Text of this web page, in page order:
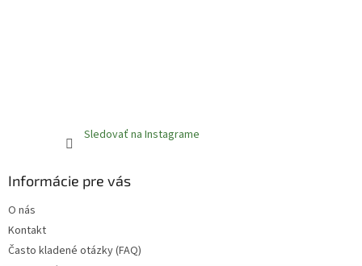
Sledovať na Instagrame
Informácie pre vás
O nás
Kontakt
Často kladené otázky (FAQ)